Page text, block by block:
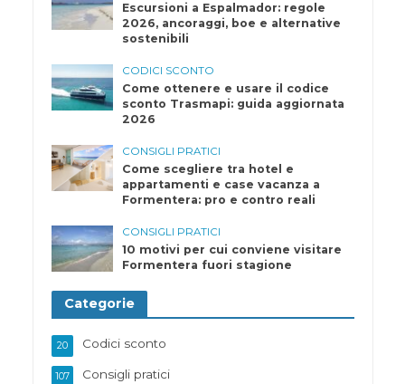
Escursioni a Espalmador: regole
2026, ancoraggi, boe e alternative
sostenibili
CODICI SCONTO
Come ottenere e usare il codice
sconto Trasmapi: guida aggiornata
2026
CONSIGLI PRATICI
Come scegliere tra hotel e
appartamenti e case vacanza a
Formentera: pro e contro reali
CONSIGLI PRATICI
10 motivi per cui conviene visitare
Formentera fuori stagione
Categorie
Codici sconto
20
Consigli pratici
107